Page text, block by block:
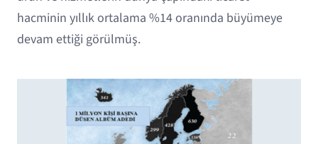
hacminin yıllık ortalama %14 oranında büyümeye
devam ettiği görülmüş.